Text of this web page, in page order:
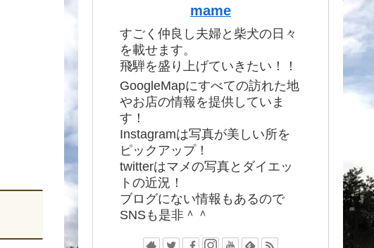
mame
すごく仲良し夫婦と柴犬の日々
を載せます。
飛騨を盛り上げていきたい！！
GoogleMapにすべての訪れた地
やお店の情報を提供していま
す！
Instagramは写真が美しい所を
ピックアップ！
twitterはマメの写真とダイエッ
トの近況！
ブログにない情報もあるので
SNSも是非＾＾